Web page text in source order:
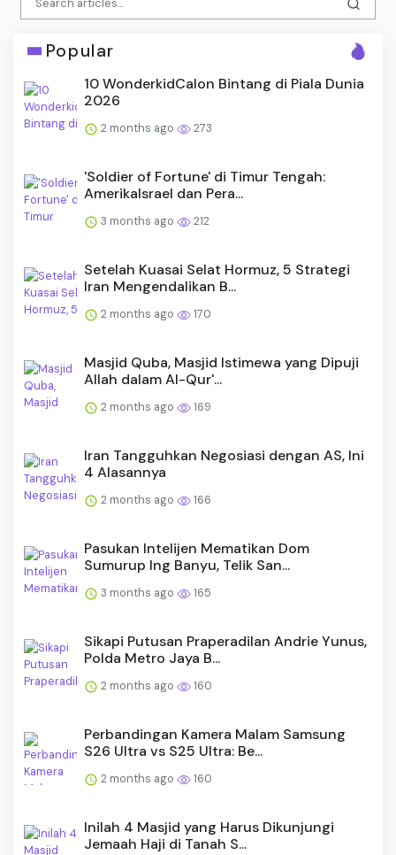
Popular
10 WonderkidCalon Bintang di Piala Dunia
2026
2 months ago 273
'Soldier of Fortune' di Timur Tengah:
AmerikaIsrael dan Pera...
3 months ago 212
Setelah Kuasai Selat Hormuz, 5 Strategi
Iran Mengendalikan B...
2 months ago 170
Masjid Quba, Masjid Istimewa yang Dipuji
Allah dalam Al-Qur'...
2 months ago 169
Iran Tangguhkan Negosiasi dengan AS, Ini
4 Alasannya
2 months ago 166
Pasukan Intelijen Mematikan Dom
Sumurup Ing Banyu, Telik San...
3 months ago 165
Sikapi Putusan Praperadilan Andrie Yunus,
Polda Metro Jaya B...
2 months ago 160
Perbandingan Kamera Malam Samsung
S26 Ultra vs S25 Ultra: Be...
2 months ago 160
Inilah 4 Masjid yang Harus Dikunjungi
Jemaah Haji di Tanah S...